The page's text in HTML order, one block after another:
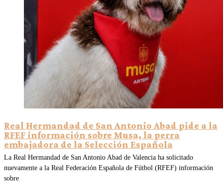
Real Hermandad de San Antonio Abad pide a la
RFEF información sobre Musa, la perra
embajadora de la Selección Española
La Real Hermandad de San Antonio Abad de Valencia ha solicitado
nuevamente a la Real Federación Española de Fútbol (RFEF) información
sobre